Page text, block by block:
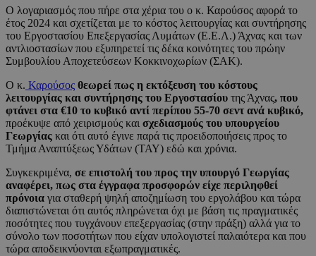
Ο λογαριασμός που πήρε στα χέρια του ο κ. Καρούσος αφορά το
έτος 2024 και σχετίζεται με το κόστος λειτουργίας και συντήρησης
του Εργοστασίου Επεξεργασίας Λυμάτων (Ε.Ε.Λ.) Άχνας και των
αντλιοστασίων που εξυπηρετεί τις δέκα κοινότητες του πρώην
Συμβουλίου Αποχετεύσεων Κοκκινοχωρίων (ΣΑΚ).
Ο κ. Καρούσος θεωρεί πως η εκτόξευση του κόστους
λειτουργίας και συντήρησης του Εργοστασίου της Άχνας, που
φτάνει στα €10 το κυβικό αντί περίπου 55-70 σεντ ανά κυβικό,
προέκυψε από χειρισμούς και σχεδιασμούς του υπουργείου
Γεωργίας και ότι αυτό έγινε παρά τις προειδοποιήσεις προς το
Τμήμα Αναπτύξεως Υδάτων (ΤΑΥ) εδώ και χρόνια.
Συγκεκριμένα, σε επιστολή του προς την υπουργό Γεωργίας
αναφέρει, πως στα έγγραφα προσφορών είχε περιληφθεί
πρόνοια για σταθερή ψηλή αποζημίωση του εργολάβου και τώρα
διαπιστώνεται ότι αυτός πληρώνεται όχι με βάση τις πραγματικές
ποσότητες που τυγχάνουν επεξεργασίας (στην πράξη) αλλά για το
σύνολο των ποσοτήτων που είχαν υπολογιστεί παλαιότερα και που
τώρα αποδεικνύονται εξωπραγματικές.